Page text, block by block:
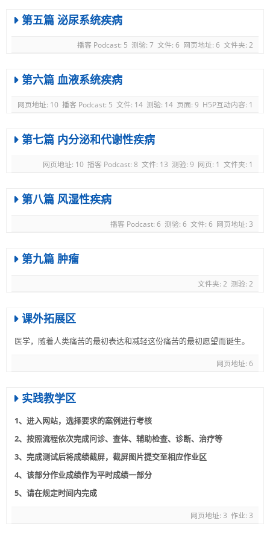
第五篇 泌尿系统疾病
播客 Podcast: 5 测验: 7 文件: 6 网页地址: 6 文件夹: 2
第六篇 血液系统疾病
网页地址: 10 播客 Podcast: 5 文件: 14 测验: 14 页面: 9 H5P互动内容: 1
第七篇 内分泌和代谢性疾病
网页地址: 10 播客 Podcast: 8 文件: 13 测验: 9 网页: 1 文件夹: 1
第八篇 风湿性疾病
播客 Podcast: 6 测验: 6 文件: 6 网页地址: 3
第九篇 肿瘤
文件夹: 2 测验: 2
课外拓展区
医学，随着人类痛苦的最初表达和减轻这份痛苦的最初愿望而诞生。
网页地址: 6
实践教学区
1、进入网站，选择要求的案例进行考核
2、按照流程依次完成问诊、查体、辅助检查、诊断、治疗等
3、完成测试后将成绩截屏，截屏图片提交至相应作业区
4、该部分作业成绩作为平时成绩一部分
5、请在规定时间内完成
网页地址: 3 作业: 3